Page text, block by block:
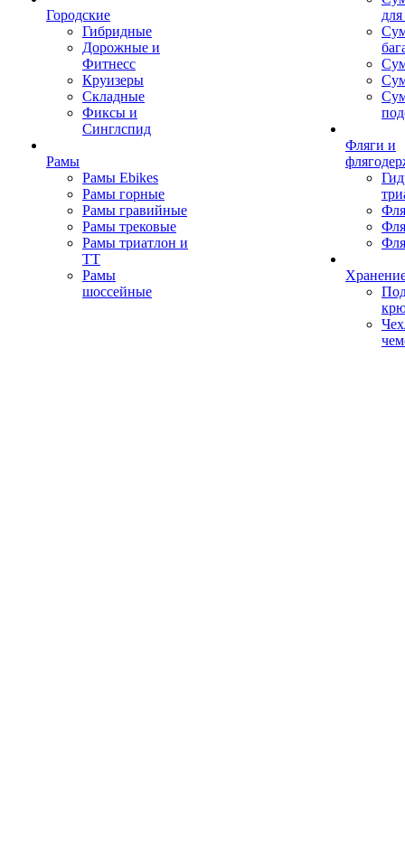
Городские
Гибридные
Дорожные и
Фитнесс
Круизеры
Складные
Фиксы и
Синглспид
Рамы
Рамы Ebikes
Рамы горные
Рамы гравийные
Рамы трековые
Рамы триатлон и
ТТ
Рамы
шоссейные
Фляги и